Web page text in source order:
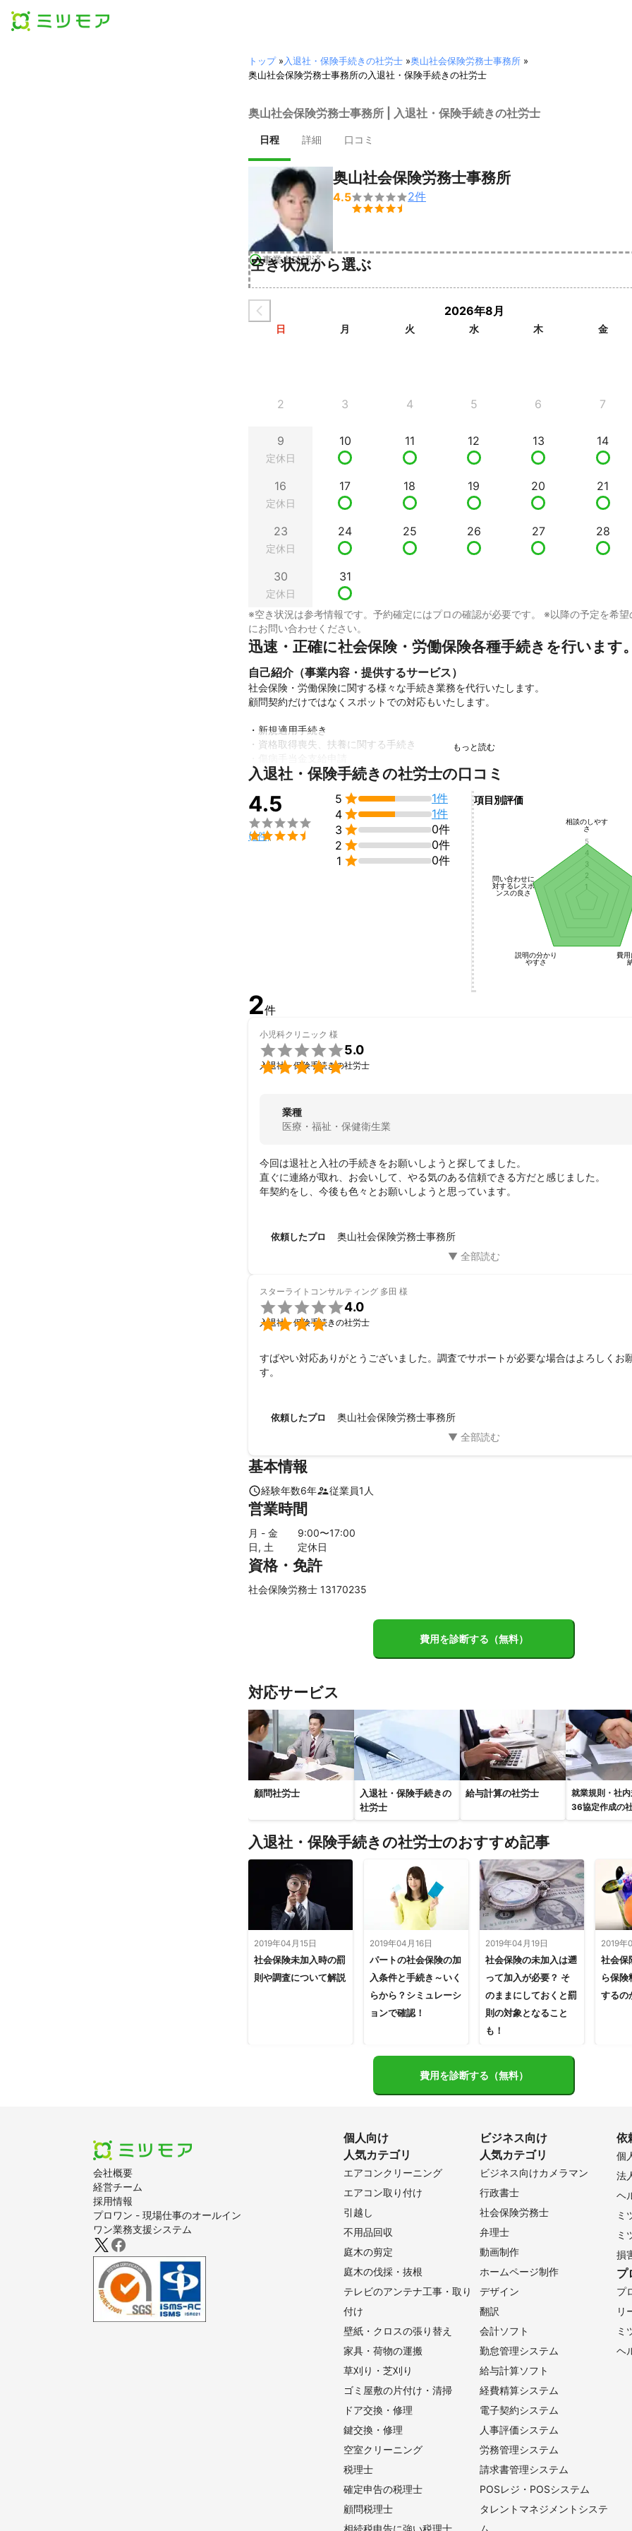
トップ» 入退社・保険手続きの社労士 »奥山社会保険労務士事務所 »
奥山社会保険労務士事務所の入退社・保険手続きの社労士
奥山社会保険労務士事務所 | 入退社・保険手続きの社労士
日程 詳細 口コミ
事業者確認済
奥山社会保険労務士事務所
4.5

2件
空き状況から選ぶ
2026年8月
日 月 火 水 木 金
2 3 4 5 6 7
9
定休日
10 11 12 13 14
16
定休日
17 18 19 20 21
23
定休日
24 25 26 27 28
30
定休日
31
※空き状況は参考情報です。予約確定にはプロの確認が必要です。 ※以降の予定を希望
にお問い合わせください。
迅速・正確に社会保険・労働保険各種手続きを行います。
自己紹介（事業内容・提供するサービス）
社会保険・労働保険に関する様々な手続き業務を代行いたします。
顧問契約だけではなくスポットでの対応もいたします。
・新規適用手続き
・資格取得喪失、扶養に関する手続き
・労働保険年度更新申告
・労災申請
・出産、育児に関する手続き
上記以外にも、「いつ、どのような手続きが必要か」を
丁寧にご説明し手続きをさせていただきます。
また、基本的に電子申請にて手続きいたしますので、押印等いただく手間が省け、迅
・給与計算、賞与計算、年末調整（10人未満～1,500人規模）
・助成金申請（雇用調整助成金、キャリアアップ助成金など）
アピールポイント
ご連絡いただいた際は原則として24時間以内にご返信させていただきます。
迅速な対応、わかりやすい説明で貴社のお役に立てればと思っております。
どうぞよろしくお願いいたします。
入退社・保険手続きの社労士の口コミ
4.5


(2件)
5 
1件
4 
1件
3 
0件
2 
0件
1  0件
項目別評価
相談のしやす
さ
費用
説明の分かり
やすさ
問い合わせに
対するレスポ
ンスの良さ
1
2
3
4
5
2件
小児科クリニック 様


5.0
入退社・保険手続きの社労士
業種
医療・福祉・保健衛生業
今回は退社と入社の手続きをお願いしようと探してました。
直ぐに連絡が取れ、お会いして、やる気のある信頼できる方だと感じました。
年契約をし、今後も色々とお願いしようと思っています。
依頼したプロ 奥山社会保険労務士事務所
スターライトコンサルティング 多田 様


4.0
入退社・保険手続きの社労士
すばやい対応ありがとうございました。調査でサポートが必要な場合はよろしくお
す。
依頼したプロ 奥山社会保険労務士事務所
基本情報
経験年数6年 従業員1 人
営業時間
月 - 金 9:00〜17:00
日, 土
定休日
資格・免許
社会保険労務士 13170235
費用を診断する（無料）
対応サービス
顧問社労士
入退社・保険手続きの
社労士
給与計算の社労士
就業規則・社内
36協定作成の
入退社・保険手続きの社労士のおすすめ記事
2019年04月15日
社会保険未加入時の罰
則や調査について解説
2019年04月16日
パートの社会保険の加
入条件と手続き～いく
らから？シミュレーシ
ョンで確認！
2019年04月19日
社会保険の未加入は遡
って加入が必要？ そ
のままにしておくと罰
則の対象となること
も！
2019年
社会保
ら保険
するの
費用を診断する（無料）
会社概要
経営チーム
採用情報
プロワン - 現場仕事のオールイン
ワン業務支援システム
個人向け
人気カテゴリ
エアコンクリーニング
エアコン取り付け
引越し
不用品回収
庭木の剪定
庭木の伐採・抜根
テレビのアンテナ工事・取り
付け
壁紙・クロスの張り替え
家具・荷物の運搬
草刈り・芝刈り
ゴミ屋敷の片付け・清掃
ドア交換・修理
鍵交換・修理
空室クリーニング
税理士
確定申告の税理士
顧問税理士
相続税申告に強い税理士
ビジネス向け
人気カテゴリ
ビジネス向けカメラマン
行政書士
社会保険労務士
弁理士
動画制作
ホームページ制作
デザイン
翻訳
会計ソフト
勤怠管理システム
給与計算ソフト
経費精算システム
電子契約システム
人事評価システム
労務管理システム
請求書管理システム
POSレジ・POSシステム
タレントマネジメントシステ
ム
依
個
法
ヘ
ミ
ミ
損
プ
プ
リ
ミ
ヘ